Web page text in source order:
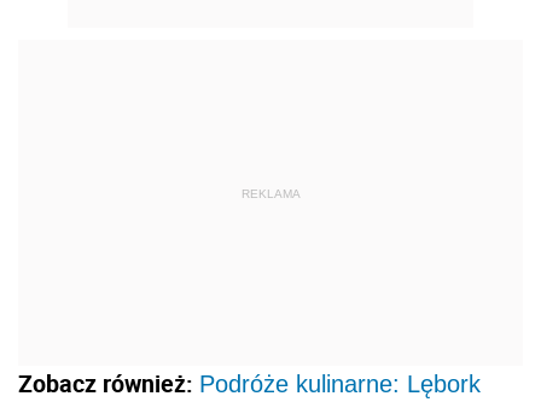
REKLAMA
Zobacz również: Podróże kulinarne: Lębork